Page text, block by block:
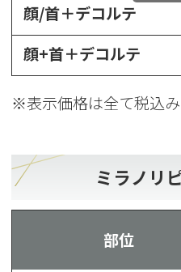
顔/首＋デコルテ
顔+首＋デコルテ
※表示価格は全て税込
ミラノリ
部位